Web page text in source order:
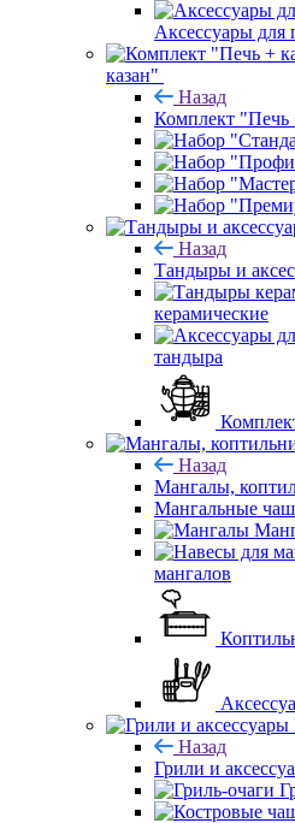
Аксессуары для
казан"
Назад
Комплект "Печь
Назад
Тандыры и
керамические
тандыра
Назад
Мангалы,
Мангальные
мангалов
Назад
Грили и